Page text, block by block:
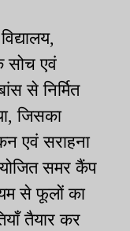
सोच एवं
से निर्मित
जिसका
एवं सराहना
समर कैंप
से फूलों का
तैयार कर